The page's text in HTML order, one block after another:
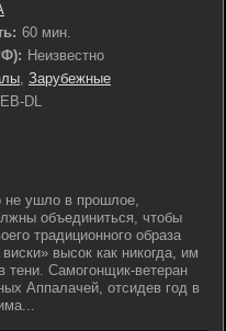
60 мин.
Неизвестно
, Зарубежные
DL
не ушло в прошлое,
объединиться, чтобы
традиционного образа
высок как никогда, им
тени. Самогонщик-ветеран
Аппалачей, отсидев год в